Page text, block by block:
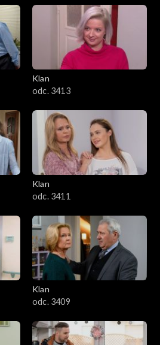
Klan
odc. 3413
Klan
odc. 3411
Klan
odc. 3409